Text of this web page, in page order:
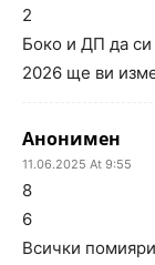
2
Боко и ДП да си
2026 ще ви
Анонимен
11.06.2025 At 9:55
8
6
Всички